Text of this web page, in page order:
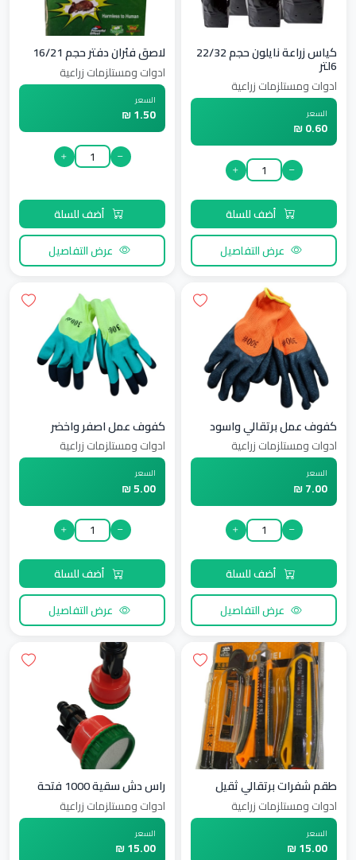
كياس زراعة نايلون حجم 22/32
6لتر
ادوات ومستلزمات زراعية
السعر
0.60 ₪
عرض التفاصيل
لاصق فئران دفتر حجم 16/21
ادوات ومستلزمات زراعية
السعر
1.50 ₪
عرض التفاصيل
كفوف عمل برتقالي واسود
ادوات ومستلزمات زراعية
السعر
7.00 ₪
عرض التفاصيل
كفوف عمل اصفر واخضر
ادوات ومستلزمات زراعية
السعر
5.00 ₪
عرض التفاصيل
طقم شفرات برتقالي ثقيل
ادوات ومستلزمات زراعية
السعر
15.00 ₪
راس دش سقية 1000 فتحة
ادوات ومستلزمات زراعية
السعر
15.00 ₪